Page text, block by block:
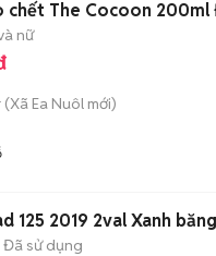
chết The Cocoon
nữ
(Xã Ea Nuôl mới)
125 2019 2val Xanh băng
Đã sử dụng